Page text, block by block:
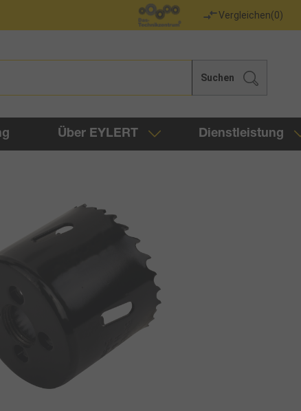
Vergleichen(0)
Suchen
Über EYLERT Dienstleistung